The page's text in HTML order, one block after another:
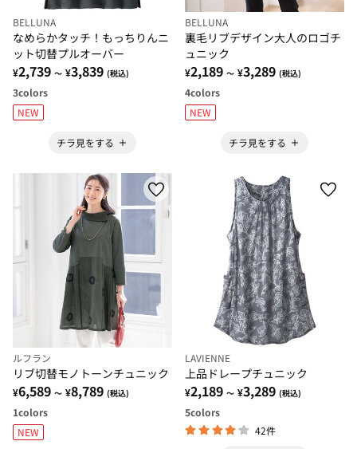
BELLUNA
なめらかタッチ！もっちりんニ
ット切替プルオーバー
¥2,739 ～ ¥3,839 (税込)
3colors
NEW
チラ見をする
BELLUNA
裏毛リブデザイン大人のロゴチ
ュニック
¥2,189 ～ ¥3,289 (税込)
4colors
NEW
チラ見をする
ルフラン
リブ切替モノトーンチュニック
¥6,589 ～ ¥8,789 (税込)
1colors
NEW
LAVIENNE
上品ドレープチュニック
¥2,189 ～ ¥3,289 (税込)
5colors
42件